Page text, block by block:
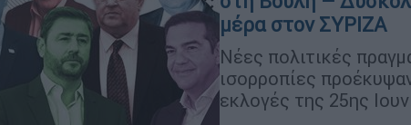
μέρα στον ΣΥΡΙΖΑ
Νέες πολιτικές
ισορροπίες
εκλογές της 25ης